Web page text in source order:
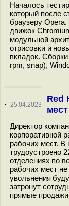
Началось
который после
браузеру
движок
модульной
отрисовки и
вкладок.
rpm, snap),
· 25.04.2023
Red
мест
Директор
корпоративной
рабочих мест.
трудоустроено
отделениях по
рабочих мест не
увольнения
затронут
прямые